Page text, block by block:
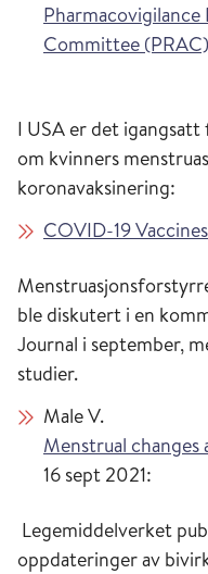
Pharmacovigilance
Committee
I USA er det
om kvinners
koronavaksinering:
COVID-19
ble diskutert i en
Journal i september,
studier.
Male V.
Menstrual
16 sept 2021:
Legemiddelverket
oppdateringer av